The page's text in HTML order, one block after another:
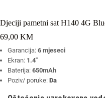
Djeciji pametni sat H140 4G
69,00 KM
Garancija: 6 mjeseci
Ekran: 1.4″
Baterija: 650mAh
Poziv/ poruke: Da